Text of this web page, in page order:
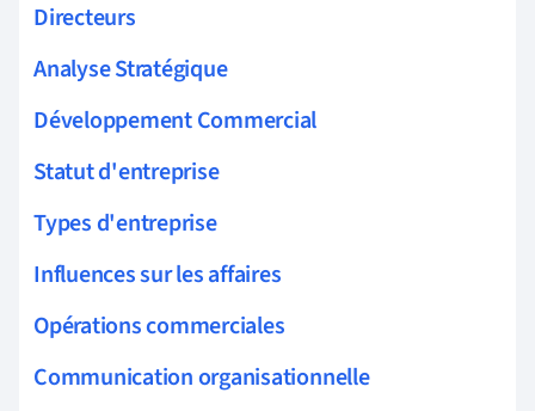
Directeurs
Analyse Stratégique
Développement Commercial
Statut d'entreprise
Types d'entreprise
Influences sur les affaires
Opérations commerciales
Communication organisationnelle